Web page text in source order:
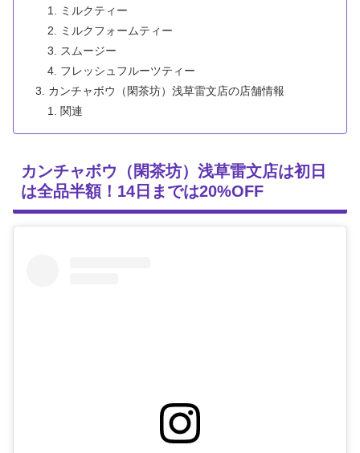
ミルクティー
ミルクフォームティー
スムージー
フレッシュフルーツティー
カンチャボウ（閑茶坊）浅草雷文店の店舗情報
関連
カンチャボウ（閑茶坊）浅草雷文店は初日
は全品半額！14日までは20%OFF